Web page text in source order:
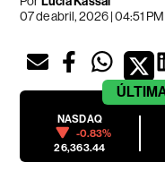
07 de abril, 2026 | 04:51 PM
NASDAQ
-0.83%
26,363.44